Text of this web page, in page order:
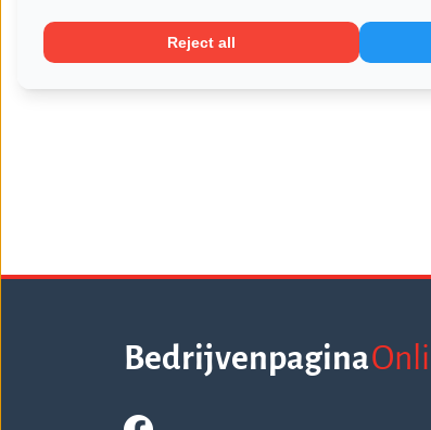
31 maart
Bedrijvenpagina
Reject all